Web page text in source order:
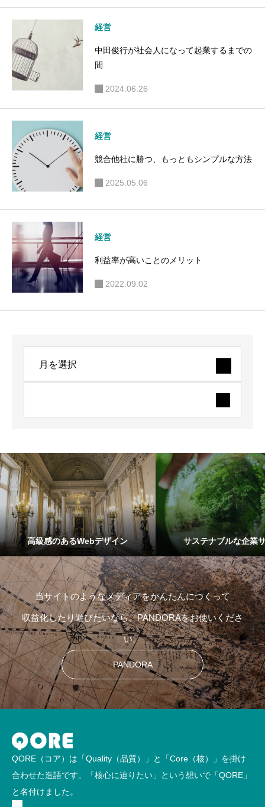
経営
中田俊行が社会人になって起業するまでの
間
2024.06.26
経営
競合他社に勝つ、もっともシンプルな方法
2025.05.06
経営
利益率が高いことのメリット
2022.09.02
高級感のあるWebデザイン サステナブルな企業
当サイトのようなメディアをかんたんにつくって
収益化したり遊びたいなら、PANDORAをお使いくださ
い。
PANDORA
QORE（コア）は「Quality（品質）」と「Core（核）」を掛け
合わせた造語です。「核心に迫りたい」という想いで「QORE」
と名付けました。